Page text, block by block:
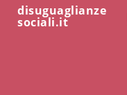
disuguaglianze
sociali.it